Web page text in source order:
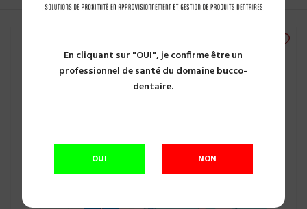
En cliquant sur "OUI", je confirme être un
professionnel de santé du domaine bucco-
dentaire.
OUI NON